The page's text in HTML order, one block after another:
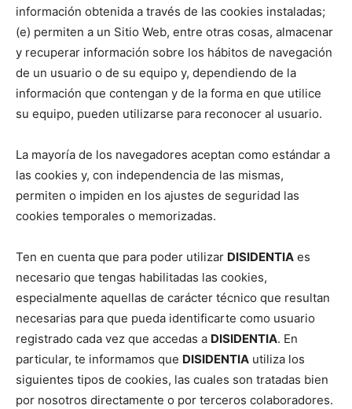
información obtenida a través de las cookies instaladas;
(e) permiten a un Sitio Web, entre otras cosas, almacenar
y recuperar información sobre los hábitos de navegación
de un usuario o de su equipo y, dependiendo de la
información que contengan y de la forma en que utilice
su equipo, pueden utilizarse para reconocer al usuario.
La mayoría de los navegadores aceptan como estándar a
las cookies y, con independencia de las mismas,
permiten o impiden en los ajustes de seguridad las
cookies temporales o memorizadas.
Ten en cuenta que para poder utilizar DISIDENTIA es
necesario que tengas habilitadas las cookies,
especialmente aquellas de carácter técnico que resultan
necesarias para que pueda identificarte como usuario
registrado cada vez que accedas a DISIDENTIA. En
particular, te informamos que DISIDENTIA utiliza los
siguientes tipos de cookies, las cuales son tratadas bien
por nosotros directamente o por terceros colaboradores.